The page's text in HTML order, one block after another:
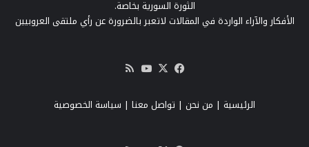
الثورة السورية بخاصة.
الأفكار والآراء الواردة في المقالات لاتعبر بالضرورة عن رأي ملتقى العروبيين
فيسبوك
‫X
‫YouTube
RSS
الرئيسية | من نحن | تواصل معنا | سياسة الخصوصية